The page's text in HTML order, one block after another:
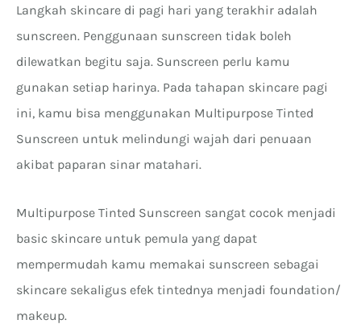
Langkah skincare di pagi hari yang terakhir adalah
sunscreen. Penggunaan sunscreen tidak boleh
dilewatkan begitu saja. Sunscreen perlu kamu
gunakan setiap harinya. Pada tahapan skincare pagi
ini, kamu bisa menggunakan Multipurpose Tinted
Sunscreen untuk melindungi wajah dari penuaan
akibat paparan sinar matahari.
Multipurpose Tinted Sunscreen sangat cocok menjadi
basic skincare untuk pemula yang dapat
mempermudah kamu memakai sunscreen sebagai
skincare sekaligus efek tintednya menjadi foundation/
makeup.